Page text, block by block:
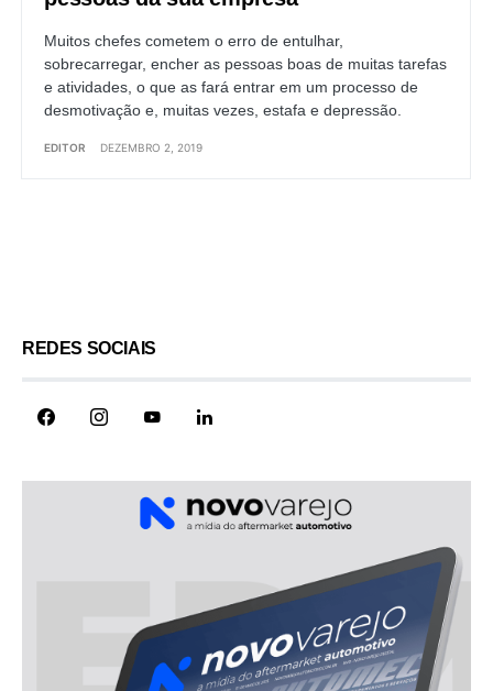
Muitos chefes cometem o erro de entulhar,
sobrecarregar, encher as pessoas boas de muitas tarefas
e atividades, o que as fará entrar em um processo de
desmotivação e, muitas vezes, estafa e depressão.
EDITOR DEZEMBRO 2, 2019
REDES SOCIAIS